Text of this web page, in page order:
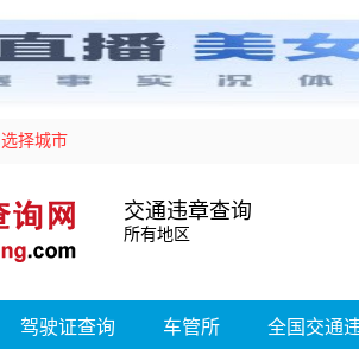
选择城市
交通违章查询
所有地区
驾驶证查询 车管所 全国交通